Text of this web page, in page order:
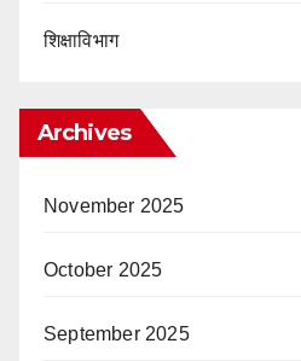
शिक्षाविभाग
Archives
November 2025
October 2025
September 2025